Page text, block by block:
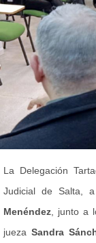
La Delegación
Judicial de Salta,
Menéndez, junto a
jueza Sandra